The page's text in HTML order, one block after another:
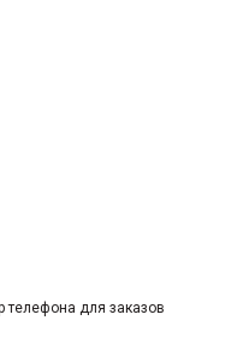
телефона для заказов